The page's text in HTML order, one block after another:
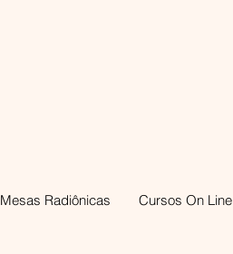
Mesas Radiônicas Cursos On Line